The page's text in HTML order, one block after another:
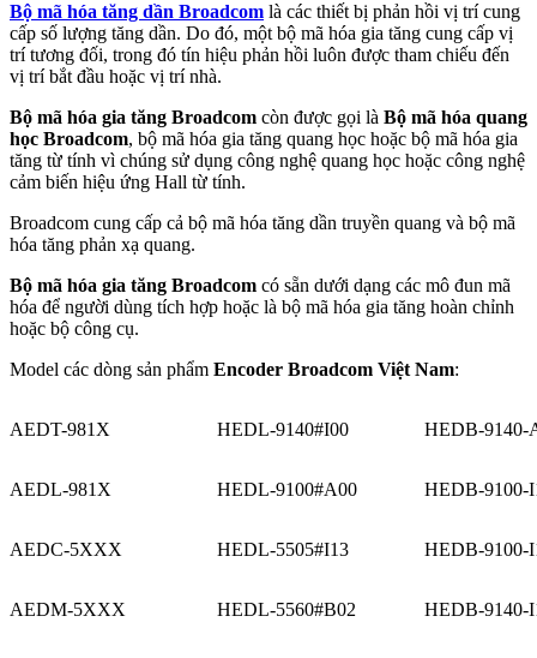
Bộ mã hóa tăng dần Broadcom là các thiết bị phản hồi vị trí cung
cấp số lượng tăng dần. Do đó, một bộ mã hóa gia tăng cung cấp vị
trí tương đối, trong đó tín hiệu phản hồi luôn được tham chiếu đến
vị trí bắt đầu hoặc vị trí nhà.
Bộ mã hóa gia tăng Broadcom còn được gọi là Bộ mã hóa quang
học Broadcom, bộ mã hóa gia tăng quang học hoặc bộ mã hóa gia
tăng từ tính vì chúng sử dụng công nghệ quang học hoặc công nghệ
cảm biến hiệu ứng Hall từ tính.
Broadcom cung cấp cả bộ mã hóa tăng dần truyền quang và bộ mã
hóa tăng phản xạ quang.
Bộ mã hóa gia tăng Broadcom có ​​sẵn dưới dạng các mô đun mã
hóa để người dùng tích hợp hoặc là bộ mã hóa gia tăng hoàn chỉnh
hoặc bộ công cụ.
Model các dòng sản phẩm Encoder Broadcom Việt Nam:
AEDT-981X HEDL-9140#I00 HEDB-9140-
AEDL-981X HEDL-9100#A00 HEDB-9100-
AEDC-5XXX HEDL-5505#I13 HEDB-9100-
AEDM-5XXX HEDL-5560#B02 HEDB-9140-